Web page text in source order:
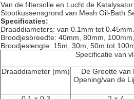
Van de filtersolie en Lucht de
Stootkussensgrond van Mesh Oil-Bath
Specificaties:
Draaddiameters: van 0.1mm tot 0.45mm.
Broodjesbreedte: 40mm, 80mm,
Broodjeslengte: 15m, 30m, 50m tot
Specificatie van
Draaddiameter (mm)
De Grootte van
Opening/van de